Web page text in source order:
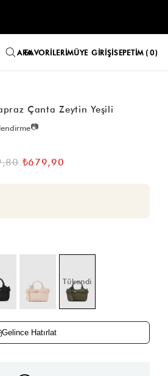
FAVORILERIMÜYE GIRIŞISEPETIM 0
Çanta Zeytin Yeşili
📷
₺679,90
Tükendi
Gelince Hatırlat